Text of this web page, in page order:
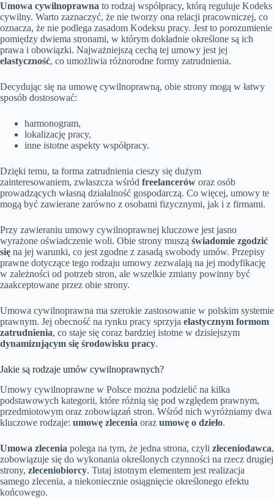
Umowa cywilnoprawna to rodzaj współpracy, którą reguluje Kodeks
cywilny. Warto zaznaczyć, że nie tworzy ona relacji pracowniczej, co
oznacza, że nie podlega zasadom Kodeksu pracy. Jest to porozumienie
pomiędzy dwiema stronami, w którym dokładnie określone są ich
prawa i obowiązki. Najważniejszą cechą tej umowy jest jej
elastyczność, co umożliwia różnorodne formy zatrudnienia.
Decydując się na umowę cywilnoprawną, obie strony mogą w łatwy
sposób dostosować:
harmonogram,
lokalizację pracy,
inne istotne aspekty współpracy.
Dzięki temu, ta forma zatrudnienia cieszy się dużym
zainteresowaniem, zwłaszcza wśród freelancerów oraz osób
prowadzących własną działalność gospodarczą. Co więcej, umowy te
mogą być zawierane zarówno z osobami fizycznymi, jak i z firmami.
Przy zawieraniu umowy cywilnoprawnej kluczowe jest jasno
wyrażone oświadczenie woli. Obie strony muszą świadomie zgodzić
się na jej warunki, co jest zgodne z zasadą swobody umów. Przepisy
prawne dotyczące tego rodzaju umowy zezwalają na jej modyfikację
w zależności od potrzeb stron, ale wszelkie zmiany powinny być
zaakceptowane przez obie strony.
Umowa cywilnoprawna ma szerokie zastosowanie w polskim systemie
prawnym. Jej obecność na rynku pracy sprzyja elastycznym formom
zatrudnienia, co staje się coraz bardziej istotne w dzisiejszym
dynamizującym się środowisku pracy.
Jakie są rodzaje umów cywilnoprawnych?
Umowy cywilnoprawne w Polsce można podzielić na kilka
podstawowych kategorii, które różnią się pod względem prawnym,
przedmiotowym oraz zobowiązań stron. Wśród nich wyróżniamy dwa
kluczowe rodzaje: umowę zlecenia oraz umowę o dzieło.
Umowa zlecenia polega na tym, że jedna strona, czyli zleceniodawca,
zobowiązuje się do wykonania określonych czynności na rzecz drugiej
strony, zleceniobiorcy. Tutaj istotnym elementem jest realizacja
samego zlecenia, a niekoniecznie osiągnięcie określonego efektu
końcowego.